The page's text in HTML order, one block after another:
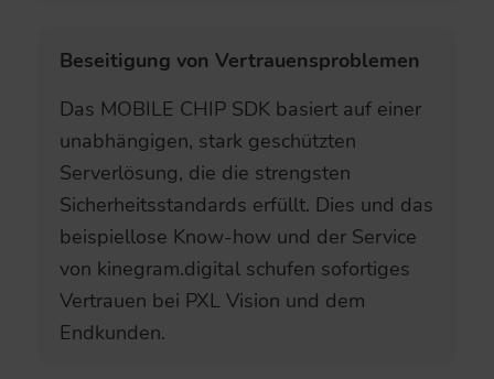
Beseitigung von Vertrauensproblemen
Das MOBILE CHIP SDK basiert auf einer
unabhängigen, stark geschützten
Serverlösung, die die strengsten
Sicherheitsstandards erfüllt. Dies und das
beispiellose Know-how und der Service
von kinegram.digital schufen sofortiges
Vertrauen bei PXL Vision und dem
Endkunden.